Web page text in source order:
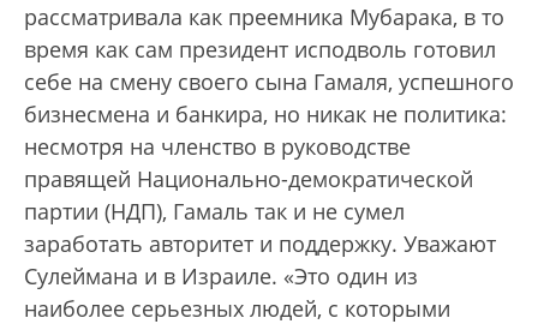
рассматривала как преемника Мубарака, в то
время как сам президент исподволь готовил
себе на смену своего сына Гамаля, успешного
бизнесмена и банкира, но никак не политика:
несмотря на членство в руководстве
правящей Национально-демократической
партии (НДП), Гамаль так и не сумел
заработать авторитет и поддержку. Уважают
Сулеймана и в Израиле. «Это один из
наиболее серьезных людей, с которыми